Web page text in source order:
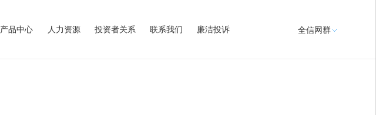
产品中心 人力资源 投资者关系 联系我们 廉洁投诉 全信网群